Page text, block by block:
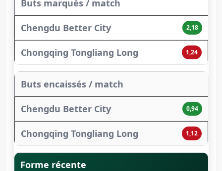
Buts marqués / match
2,18
1,24
Buts encaissés / match
0,94
1,12
Forme récente